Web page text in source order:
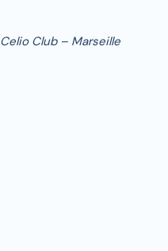
Celio Club – Marseille